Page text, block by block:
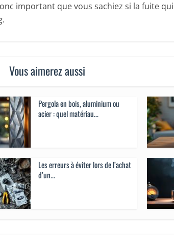
important que vous sachiez si la fuite qui
Vous aimerez aussi
Pergola en bois, aluminium ou
acier : quel matériau...
Les erreurs à éviter lors de l’achat
d’un...